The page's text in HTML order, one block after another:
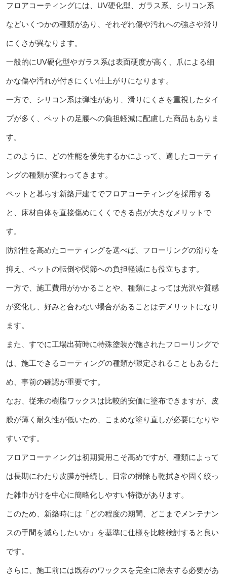
フロアコーティングには、UV硬化型、ガラス系、シリコン系
などいくつかの種類があり、それぞれ傷や汚れへの強さや滑り
にくさが異なります。
一般的にUV硬化型やガラス系は表面硬度が高く、爪による細
かな傷や汚れが付きにくい仕上がりになります。
一方で、シリコン系は弾性があり、滑りにくさを重視したタイ
プが多く、ペットの足腰への負担軽減に配慮した商品もありま
す。
このように、どの性能を優先するかによって、適したコーティ
ングの種類が変わってきます。
ペットと暮らす新築戸建てでフロアコーティングを採用する
と、床材自体を直接傷めにくくできる点が大きなメリットで
す。
防滑性を高めたコーティングを選べば、フローリングの滑りを
抑え、ペットの転倒や関節への負担軽減にも役立ちます。
一方で、施工費用がかかることや、種類によっては光沢や質感
が変化し、好みと合わない場合があることはデメリットになり
ます。
また、すでに工場出荷時に特殊塗装が施されたフローリングで
は、施工できるコーティングの種類が限定されることもあるた
め、事前の確認が重要です。
なお、従来の樹脂ワックスは比較的安価に塗布できますが、皮
膜が薄く耐久性が低いため、こまめな塗り直しが必要になりや
すいです。
フロアコーティングは初期費用こそ高めですが、種類によって
は長期にわたり皮膜が持続し、日常の掃除も乾拭きや固く絞っ
た雑巾がけを中心に簡略化しやすい特徴があります。
このため、新築時には「どの程度の期間、どこまでメンテナン
スの手間を減らしたいか」を基準に仕様を比較検討すると良い
です。
さらに、施工前には既存のワックスを完全に除去する必要があ